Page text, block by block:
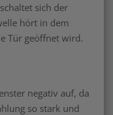
sich der
hört in dem
Tür geöffnet wird.
negativ auf, da
so stark und